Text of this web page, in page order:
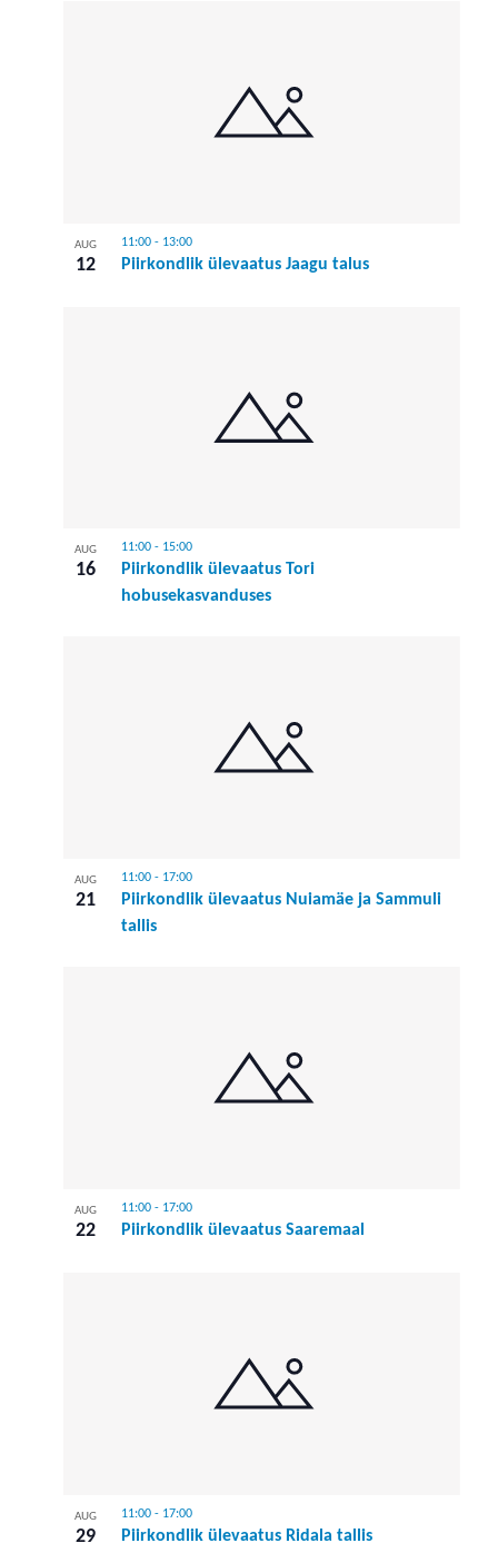
AUG
12 Piirkondlik ülevaatus Jaagu talus
11:00- 13:00
AUG
16
Piirkondlik ülevaatus Tori
hobusekasvanduses
11:00- 15:00
AUG
21
Piirkondlik ülevaatus Nuiamäe ja Sammuli
tallis
11:00- 17:00
AUG
22 Piirkondlik ülevaatus Saaremaal
11:00- 17:00
AUG
29 Piirkondlik ülevaatus Ridala tallis
11:00- 17:00